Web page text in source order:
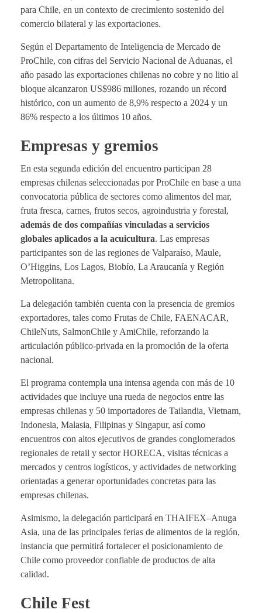
para Chile, en un contexto de crecimiento sostenido del
comercio bilateral y las exportaciones.
Según el Departamento de Inteligencia de Mercado de
ProChile, con cifras del Servicio Nacional de Aduanas, el
año pasado las exportaciones chilenas no cobre y no litio al
bloque alcanzaron US$986 millones, rozando un récord
histórico, con un aumento de 8,9% respecto a 2024 y un
86% respecto a los últimos 10 años.
Empresas y gremios
En esta segunda edición del encuentro participan 28
empresas chilenas seleccionadas por ProChile en base a una
convocatoria pública de sectores como alimentos del mar,
fruta fresca, carnes, frutos secos, agroindustria y forestal,
además de dos compañías vinculadas a servicios
globales aplicados a la acuicultura. Las empresas
participantes son de las regiones de Valparaíso, Maule,
O’Higgins, Los Lagos, Biobío, La Araucanía y Región
Metropolitana.
La delegación también cuenta con la presencia de gremios
exportadores, tales como Frutas de Chile, FAENACAR,
ChileNuts, SalmonChile y AmiChile, reforzando la
articulación público‑privada en la promoción de la oferta
nacional.
El programa contempla una intensa agenda con más de 10
actividades que incluye una rueda de negocios entre las
empresas chilenas y 50 importadores de Tailandia, Vietnam,
Indonesia, Malasia, Filipinas y Singapur, así como
encuentros con altos ejecutivos de grandes conglomerados
regionales de retail y sector HORECA, visitas técnicas a
mercados y centros logísticos, y actividades de networking
orientadas a generar oportunidades concretas para las
empresas chilenas.
Asimismo, la delegación participará en THAIFEX–Anuga
Asia, una de las principales ferias de alimentos de la región,
instancia que permitirá fortalecer el posicionamiento de
Chile como proveedor confiable de productos de alta
calidad.
Chile Fest